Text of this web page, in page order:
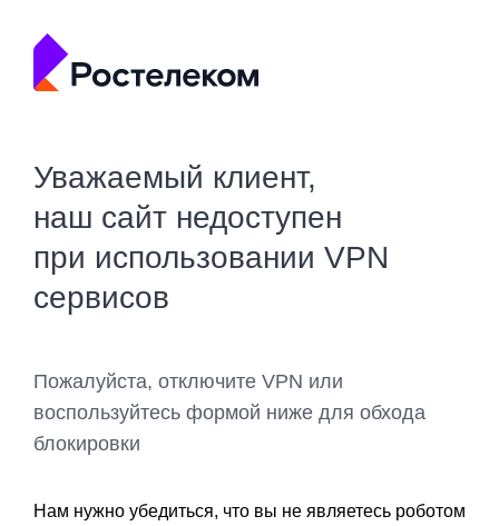
Уважаемый клиент,
наш сайт недоступен
при использовании VPN
сервисов
Пожалуйста, отключите VPN или
воспользуйтесь формой ниже для обхода
блокировки
Нам нужно убедиться, что вы не являетесь роботом